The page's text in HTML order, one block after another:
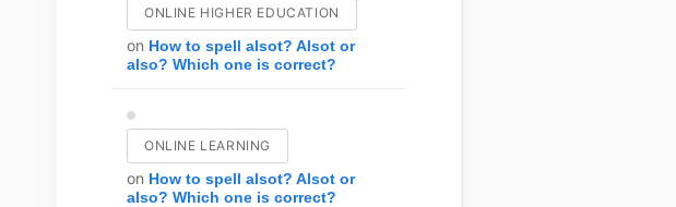
ONLINE HIGHER EDUCATION
on How to spell alsot? Alsot or
also? Which one is correct?
ONLINE LEARNING
on How to spell alsot? Alsot or
also? Which one is correct?